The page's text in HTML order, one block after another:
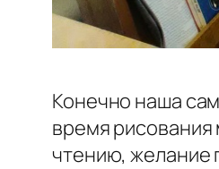
Конечно наша
время рисования
чтению, желание